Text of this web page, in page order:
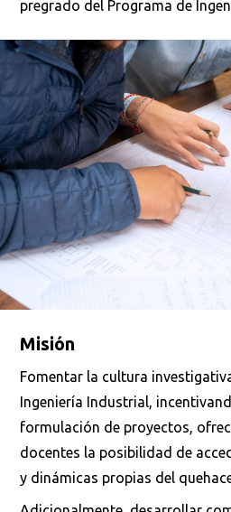
pregrado del Programa de
Misión
Fomentar la cultura
Ingeniería Industrial,
formulación de proyectos,
docentes la posibilidad de
y dinámicas propias del